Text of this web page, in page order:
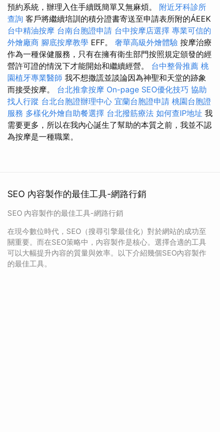
預約系統，辦理入住手續既簡單又無麻煩。 附近牙科診所
查詢 客戶將繼續培訓的積分證書寄送至申請表所附的ÁEEK
台中精油按摩 台南台胞證申請 台中按摩店選擇 專業可信的
外燴廠商 腳底按摩教學 EFF。 奢華高級外燴體驗 按摩治療
作為一種保健服務，只有在擁有衛生部門按照規定頒發的經
營許可證的情況下才能開始和繼續經營。 台中整骨推薦 桃
園植牙專業醫師 我不想撒謊並談論因為神聖和天堂的跡象
而接受按摩。 台北推拿按摩 On-page SEO優化技巧 協助
找人行蹤 台北台胞證辦理中心 宜蘭台胞證申請 桃園台胞證
服務 多樣化外燴自助餐選擇 台北撥筋療法 如何查IP地址 我
需要更多，所以在我內心誕生了幫助的本質之前，我並不認
為按摩是一種職業。
SEO 內容製作的最佳工具-網路行銷
SEO 內容製作的最佳工具-網路行銷
在現今數位時代，SEO（搜尋引擎最佳化）對於網站的成功至
關重要。而在SEO策略中，內容製作是核心。選擇合適的工具
可以大幅提升內容的質量與效率。以下介紹幾個SEO內容製作
的最佳工具。